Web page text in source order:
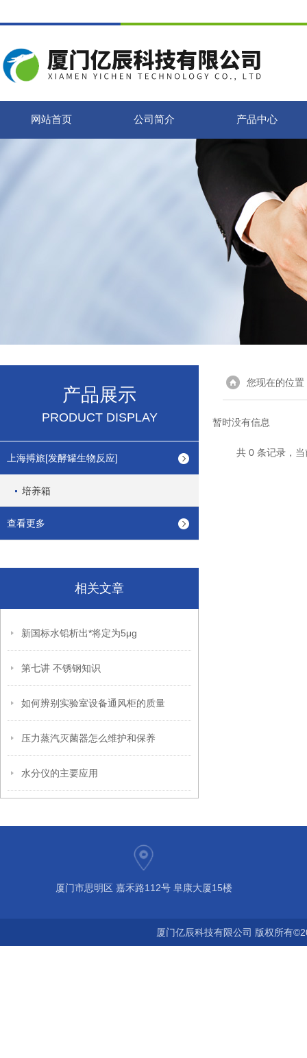
网站首页 公司简介 产品中心
产品展示
PRODUCT DISPLAY
上海搏旅[发酵罐生物反应]
培养箱
查看更多
相关文章
新国标水铅析出*将定为5μg
第七讲 不锈钢知识
如何辨别实验室设备通风柜的质量
压力蒸汽灭菌器怎么维护和保养
水分仪的主要应用
您现在的位置
暂时没有信息
共 0 条记录，
厦门市思明区 嘉禾路112号 阜康大厦15楼
厦门亿辰科技有限公司 版权所有